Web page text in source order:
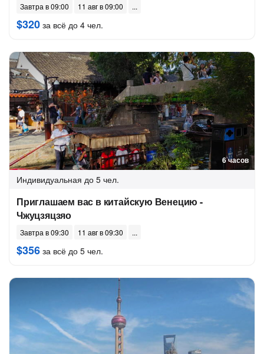
Завтра в 09:00 11 авг в 09:00
$320 за всё до 4 чел.
6 часов
Индивидуальная до 5 чел.
Приглашаем вас в китайскую Венецию -
Чжуцзяцзяо
Завтра в 09:30 11 авг в 09:30
$356 за всё до 5 чел.